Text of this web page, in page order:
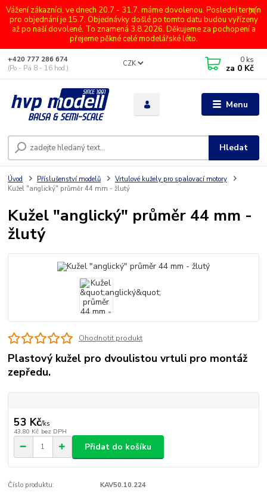
Vážení zákazníci, ve dnech 20.7 - 31.7. máme dovolenou. Poslední termín
pro objednání je 15.7. Objednávky došlé po tomto datu budou vyřízeny
až po naší dovolené. To znamená 3.8.2026. Děkujeme za pochopení a
přejeme pěkné celé modelářské léto.
Menu
CZK
Hledat
+420 777 286 674
(Po - Pá 8 - 16 hod.)
0 ks
za 0 Kč
Úvod Příslušenství modelů
Vrtulové kužely pro spalovací motory
Kužel "anglický" průměr 44 mm - žlutý
Kužel "anglický" průměr 44 mm -
žlutý
Ohodnotit produkt
Plastový kužel pro dvoulistou vrtuli pro montáž
zepředu.
53 Kč/ks
43,80 Kč bez DPH
Přidat do košíku
Číslo produktu: KAV50.10.224